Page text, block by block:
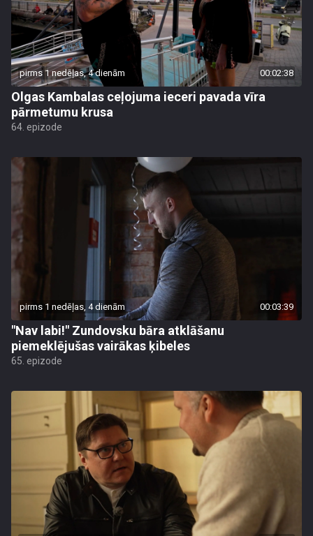
pirms 1 nedēļas, 4 dienām 00:02:38
Olgas Kambalas ceļojuma ieceri pavada vīra
pārmetumu krusa
64. epizode
pirms 1 nedēļas, 4 dienām 00:03:39
"Nav labi!" Zundovsku bāra atklāšanu
piemeklējušas vairākas ķibeles
65. epizode